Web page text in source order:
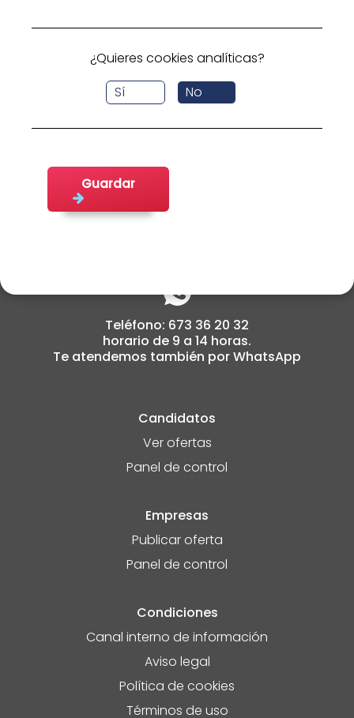
cabildoemplea@fifede.org
Teléfono: 673 36 20 32
horario de 9 a 14 horas.
Te atendemos también por WhatsApp
Candidatos
Ver ofertas
Panel de control
Empresas
Publicar oferta
Panel de control
Condiciones
Canal interno de información
Aviso legal
Política de cookies
Términos de uso
Sí No
¿Quieres cookies analíticas?
Guardar